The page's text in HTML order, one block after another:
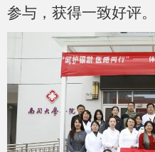
参与，获得一致好评。